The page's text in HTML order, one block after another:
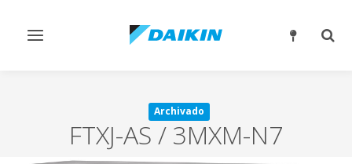
Alternar
Archivado
FTXJ-AS / 3MXM-N7